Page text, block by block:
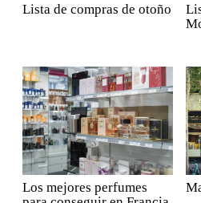
Lista de compras de otoño
Lista de compras para
Los mejores perfumes